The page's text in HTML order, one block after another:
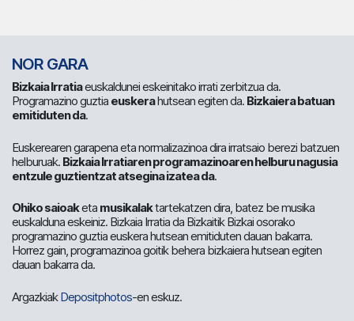
NOR GARA
Bizkaia Irratiaeuskaldunei eskeinitako irrati zerbitzua da.
Programazino guztia euskerahutsean egiten da. Bizkaiera batuan
emitiduten da.
Euskerearen garapena eta normalizazinoa dira irratsaio berezi batzuen
helburuak. Bizkaia Irratiaren programazinoaren helburu nagusia
entzule guztientzat atsegina izatea da.
Ohiko saioaketa musikalaktartekatzen dira, batez be musika
euskalduna eskeiniz. Bizkaia Irratia da Bizkaitik Bizkai osorako
programazino guztia euskera hutsean emitiduten dauan bakarra.
Horrez gain, programazinoa goitik behera bizkaiera hutsean egiten
dauan bakarra da.
ArgazkiakDepositphotos-en eskuz.